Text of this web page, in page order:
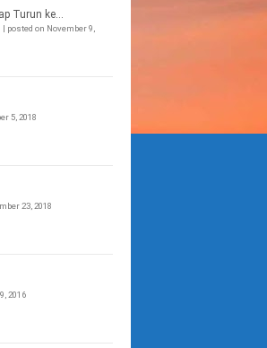
Turun ke...
| posted on November 9,
5, 2018
23, 2018
2016